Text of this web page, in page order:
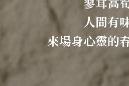
人間有
來場身心靈的